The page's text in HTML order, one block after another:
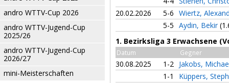
andro WTTV-Cup 2026
andro WTTV-Jugend-Cup
2025/26
andro WTTV-Jugend-Cup
2026/27
mini-Meisterschaften
20.02.2026
5-6 Wiertz,
5-5 Aydin, Bekir
1. Bezirksliga 3 Erwachsene
Datum Gegner
30.08.2025 1-2 Jakobs,
1-1
Küppers,